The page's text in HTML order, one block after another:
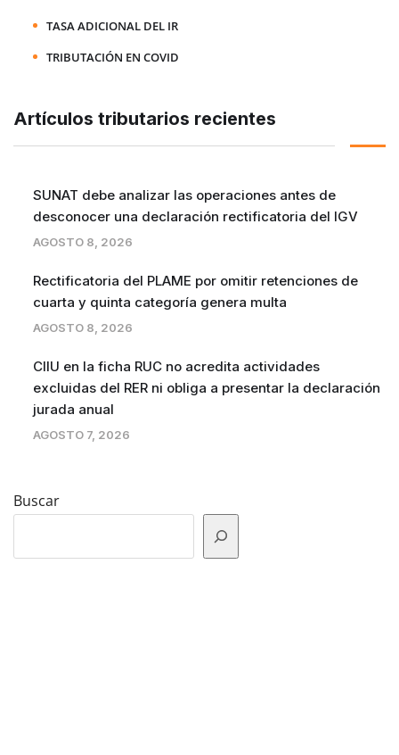
TASA ADICIONAL DEL IR
TRIBUTACIÓN EN COVID
Artículos tributarios recientes
SUNAT debe analizar las operaciones antes de
desconocer una declaración rectificatoria del IGV
AGOSTO 8, 2026
Rectificatoria del PLAME por omitir retenciones de
cuarta y quinta categoría genera multa
AGOSTO 8, 2026
CIIU en la ficha RUC no acredita actividades
excluidas del RER ni obliga a presentar la declaración
jurada anual
AGOSTO 7, 2026
Buscar